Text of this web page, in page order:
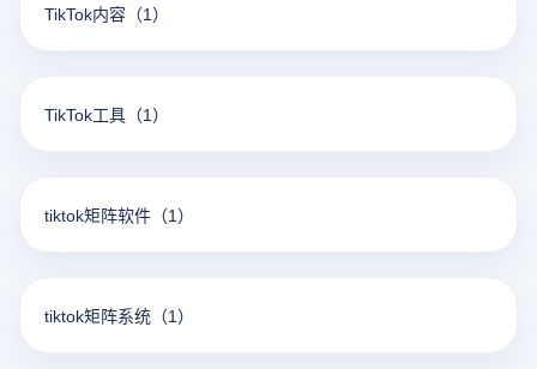
TikTok内容 （1）
TikTok工具 （1）
tiktok矩阵软件 （1）
tiktok矩阵系统 （1）